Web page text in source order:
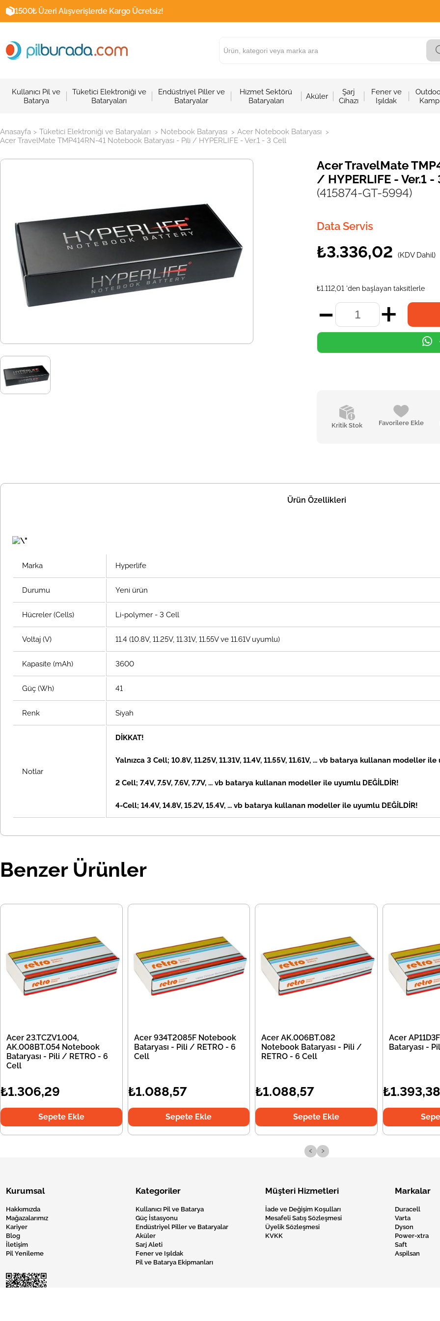
1500₺ Üzeri Alışverişlerde Kargo Ücretsiz!
Kullanıcı Pil ve
Batarya
Tüketici Elektroniği ve
Bataryaları
Endüstriyel Piller ve
Bataryalar
Hizmet Sektörü
Bataryaları
Aküler
Şarj
Cihazı
Fener ve
Işıldak
Kamp
Anasayfa > Tüketici Elektroniği ve Bataryaları > Notebook Bataryası > Acer Notebook Bataryası >
Acer TravelMate TMP414RN-41 Notebook Bataryası - Pili / HYPERLIFE - Ver.1 - 3 Cell
Acer TravelMate
/ HYPERLIFE - Ver.1 -
(415874-GT-5994)
Data Servis
₺3.336,02 (KDV Dahil)
₺1.112,01 'den başlayan taksitlerle
Kritik Stok Favorilere Ekle
Ürün Özellikleri
Marka Hyperlife
Durumu Yeni ürün
Hücreler (Cells) Li-polymer - 3 Cell
Voltaj (V) 11.4 (10.8V, 11.25V, 11.31V, 11.55V ve 11.61V uyumlu)
Kapasite (mAh) 3600
Güç (Wh) 41
Renk Siyah
Notlar
DİKKAT!
Yalnızca 3 Cell; 10.8V, 11.25V, 11.31V, 11.4V, 11.55V, 11.61V, ... vb batarya kullanan modeller
2 Cell; 7.4V, 7.5V, 7.6V, 7.7V, ... vb batarya kullanan modeller ile uyumlu DEĞİLDİR!
4-Cell; 14.4V, 14.8V, 15.2V, 15.4V, ... vb batarya kullanan modeller ile uyumlu DEĞİLDİR!
Benzer Ürünler
Acer 23.TCZV1.004,
AK.008BT.054 Notebook
Bataryası - Pili / RETRO - 6
Cell
₺1.306,29
Sepete Ekle
Acer 934T2085F Notebook
Bataryası - Pili / RETRO - 6
Cell
₺1.088,57
Sepete Ekle
Acer AK.006BT.082
Notebook Bataryası - Pili /
RETRO - 6 Cell
₺1.088,57
Sepete Ekle
Acer
Bataryası -
₺1.393,38
‹ ›
Kurumsal
Hakkımızda
Mağazalarımız
Kariyer
Blog
İletişim
Pil Yenileme
Kategoriler
Kullanıcı Pil ve Batarya
Güç İstasyonu
Endüstriyel Piller ve Bataryalar
Aküler
Sarj Aleti
Fener ve Işıldak
Pil ve Batarya Ekipmanları
Müşteri Hizmetleri
İade ve Değişim Koşulları
Mesafeli Satış Sözleşmesi
Üyelik Sözleşmesi
KVKK
Markalar
Duracell
Varta
Dyson
Power-xtra
Saft
Aspilsan